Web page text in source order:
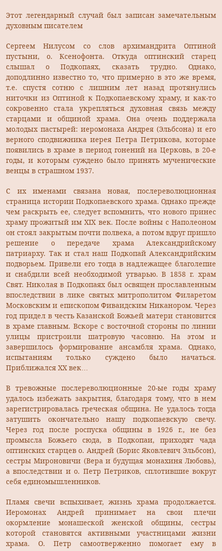
Этот легендарный случай был записан замечательным
духовным писателем
Сергеем Нилусом со слов архимандрита Оптиной
пустыни, о. Ксенофонта. Откуда оптинский старец
слышал о Подкопаях, сказать трудно. Однако,
доподлинно известно то, что примерно в это же время,
т.е. спустя сотню с лишним лет назад протянулись
ниточки из Оптиной к Подкопаевскому храму, и как-то
сокровенно стала укрепляться духовная связь между
старцами и общиной храма. Она очень поддержала
молодых пастырей: иеромонаха Андрея (Эльбсона) и его
верного сподвижника иерея Петра Петрикова, которые
появились в храме в период гонений на Церковь, в 20-е
годы, и которым суждено было принять мученические
венцы в страшном 1937.
С их именами связана новая, послереволюционная
страница истории Подкопаевского храма. Однако прежде
чем раскрыть ее, следует вспомнить, что нового принес
храму прожитый им ХIХ век. После войны с Наполеоном
он стоял закрытым почти полвека, а потом вдруг пришло
решение о передаче храма Александрийскому
патриарху. Так и стал наш Подкопай Александрийским
подворьем. Привели его тогда в надлежащее благолепие
и снабдили всей необходимой утварью. В 1858 г. храм
Свят. Николая в Подкопаях был освящен прославленным
впоследствии в лике святых митрополитом Филаретом
Московским и епископом Фиваидским Никанором. Через
год придел в честь Казанской Божьей матери становится
в храме главным. Вскоре с восточной стороны по линии
улицы пристроили шатровую часовню. На этом и
завершилось формирование ансамбля храма. Однако,
испытаниям только суждено было начаться.
Приближался ХХ век…
В тревожные послереволюционные 20-ые годы храму
удалось избежать закрытия, благодаря тому, что в нем
зарегистрировалась греческая община. Не удалось тогда
затушить окончательно нашу подкопаевскую свечу.
Через год после роспуска общины в 1926 г., не без
промысла Божьего сюда, в Подкопаи, приходят чада
оптинских старцев о. Андрей (Борис Яковлевич Эльбсон),
сестры Мироновичи (Вера и будущая монахиня Любовь),
а впоследствии и о. Петр Петриков, сплотившие вокруг
себя единомышленников.
Пламя свечи вспыхивает, жизнь храма продолжается.
Иеромонах Андрей принимает на свои плечи
окормление монашеской женской общины, сестры
которой становятся активными участницами жизни
храма. О. Петр самоотверженно помогает ему в